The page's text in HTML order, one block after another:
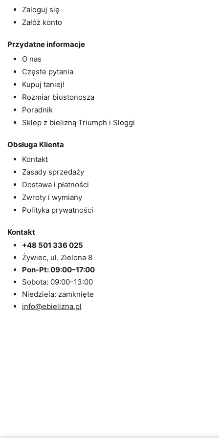
Zaloguj się
Załóż konto
Przydatne informacje
O nas
Częste pytania
Kupuj taniej!
Rozmiar biustonosza
Poradnik
Sklep z bielizną Triumph i Sloggi
Obsługa Klienta
Kontakt
Zasady sprzedaży
Dostawa i płatności
Zwroty i wymiany
Polityka prywatności
Kontakt
+48 501 336 025
Żywiec, ul. Zielona 8
Pon-Pt: 09:00–17:00
Sobota: 09:00–13:00
Niedziela: zamknięte
info@ebielizna.pl